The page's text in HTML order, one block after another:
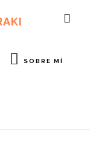
SOBRE MÍ